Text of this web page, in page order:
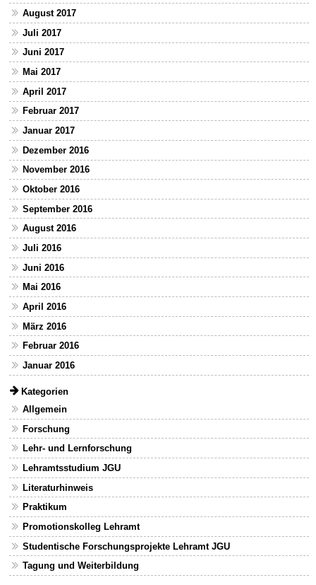
August 2017
Juli 2017
Juni 2017
Mai 2017
April 2017
Februar 2017
Januar 2017
Dezember 2016
November 2016
Oktober 2016
September 2016
August 2016
Juli 2016
Juni 2016
Mai 2016
April 2016
März 2016
Februar 2016
Januar 2016
Kategorien
Allgemein
Forschung
Lehr- und Lernforschung
Lehramtsstudium JGU
Literaturhinweis
Praktikum
Promotionskolleg Lehramt
Studentische Forschungsprojekte Lehramt JGU
Tagung und Weiterbildung